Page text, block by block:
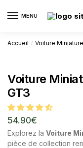
MENU
Accueil / Voiture Miniature
Voiture
GT3
54.90€
Explorez la Voiture
pièce de collection